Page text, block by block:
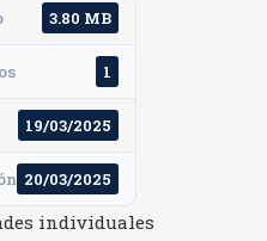
3.80 MB
1
19/03/2025
20/03/2025
individuales